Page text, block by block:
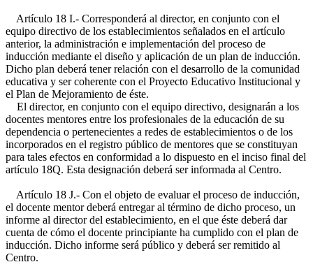
Artículo 18 I.- Corresponderá al director, en conjunto con el
equipo directivo de los establecimientos señalados en el artículo
anterior, la administración e implementación del proceso de
inducción mediante el diseño y aplicación de un plan de inducción.
Dicho plan deberá tener relación con el desarrollo de la comunidad
educativa y ser coherente con el Proyecto Educativo Institucional y
el Plan de Mejoramiento de éste.
El director, en conjunto con el equipo directivo, designarán a los
docentes mentores entre los profesionales de la educación de su
dependencia o pertenecientes a redes de establecimientos o de los
incorporados en el registro público de mentores que se constituyan
para tales efectos en conformidad a lo dispuesto en el inciso final del
artículo 18Q. Esta designación deberá ser informada al Centro.
Artículo 18 J.- Con el objeto de evaluar el proceso de inducción,
el docente mentor deberá entregar al término de dicho proceso, un
informe al director del establecimiento, en el que éste deberá dar
cuenta de cómo el docente principiante ha cumplido con el plan de
inducción. Dicho informe será público y deberá ser remitido al
Centro.